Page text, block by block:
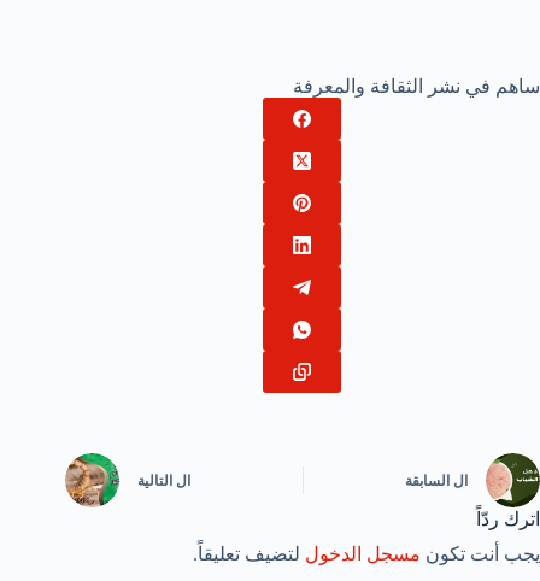
ساهم في نشر الثقافة والمعرفة
ال السابقة ال التالية
اترك ردّاً
يجب أنت تكون مسجل الدخول لتضيف تعليقاً.